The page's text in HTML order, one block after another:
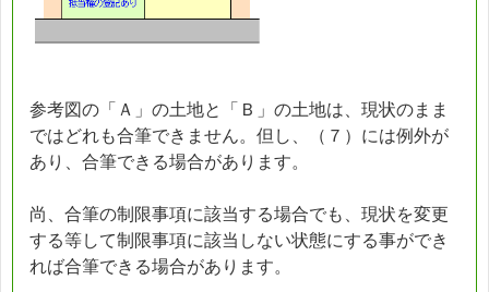
参考図の「Ａ」の土地と「Ｂ」の土地は、現状のまま
ではどれも合筆できません。但し、（７）には例外が
あり、合筆できる場合があります。
尚、合筆の制限事項に該当する場合でも、現状を変更
する等して制限事項に該当しない状態にする事ができ
れば合筆できる場合があります。